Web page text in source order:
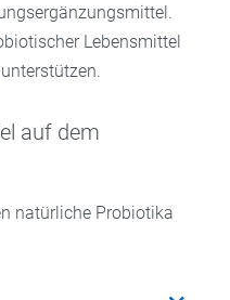
Lebensmittel
auf dem
natürliche Probiotika